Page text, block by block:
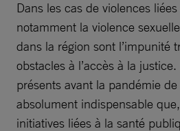
Dans les cas de violences
notamment la violence
dans la région sont l’impunité
obstacles à l’accès à la
présents avant la pandémie
absolument indispensable
initiatives liées à la santé